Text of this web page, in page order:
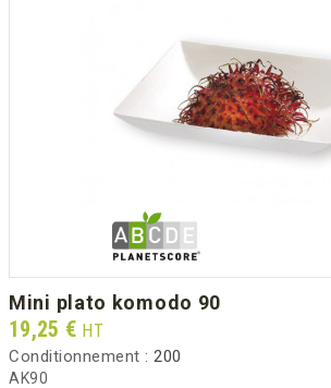
mini plato komodo 90
Prix
19,25 € HT
Conditionnement : 200
AK90